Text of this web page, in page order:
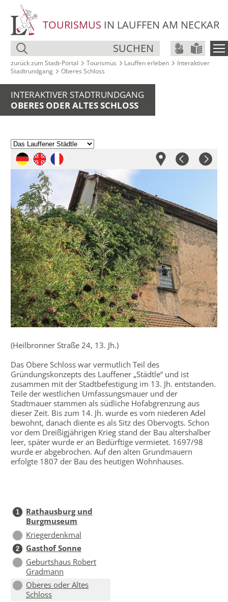
TOURISMUS IN LAUFFEN AM NECKAR
SUCHEN
zurück zum Stadt‑Portal Tourismus Lauffen erleben
Interaktiver
Stadtrundgang
Oberes Schloss
INTERAKTIVER STADTRUNDGANG
OBERES ODER ALTES SCHLOSS
(Heilbronner Straße 24, 13. Jh.)
Das Obere Schloss war vermutlich Teil des
Gründungskonzepts des Lauffener „Städtle“ und ist
zusammen mit der Stadtbefestigung im 13. Jh. entstanden.
Teile der westlichen Umfassungsmauer und der
Stadtmauer stammen als südliche Hofabgrenzung aus
dieser Zeit. Bis zum 14. Jh. wurde es vom niederen Adel
bewohnt, danach diente es als Sitz des Obervogts. Schon
vor dem Dreißigjährigen Krieg stand der Bau altershalber
leer, später wurde er an Bedürftige vermietet. 1697/98
wurde er abgebrochen. Auf den alten Grundmauern
erfolgte 1807 der Bau des heutigen Wohnhauses.
1
Rathausburg und
Burgmuseum
Kriegerdenkmal
2
Gasthof Sonne
Geburtshaus Robert
Gradmann
Oberes oder Altes
Schloss